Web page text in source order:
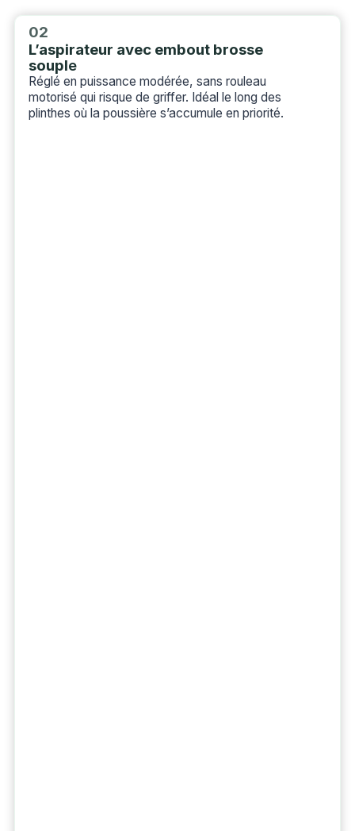
02
L’aspirateur avec embout brosse
souple
Réglé en puissance modérée, sans rouleau
motorisé qui risque de griffer. Idéal le long des
plinthes où la poussière s’accumule en priorité.